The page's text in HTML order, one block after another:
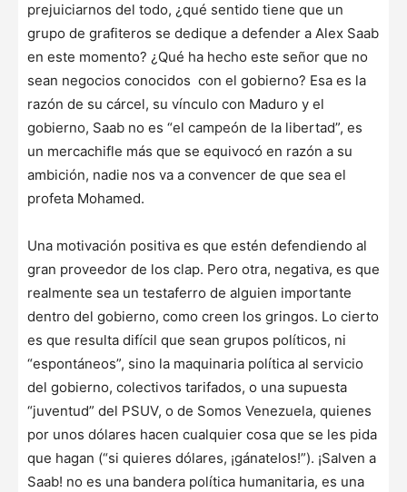
prejuiciarnos del todo, ¿qué sentido tiene que un
grupo de grafiteros se dedique a defender a Alex Saab
en este momento? ¿Qué ha hecho este señor que no
sean negocios conocidos con el gobierno? Esa es la
razón de su cárcel, su vínculo con Maduro y el
gobierno, Saab no es “el campeón de la libertad”, es
un mercachifle más que se equivocó en razón a su
ambición, nadie nos va a convencer de que sea el
profeta Mohamed.
Una motivación positiva es que estén defendiendo al
gran proveedor de los clap. Pero otra, negativa, es que
realmente sea un testaferro de alguien importante
dentro del gobierno, como creen los gringos. Lo cierto
es que resulta difícil que sean grupos políticos, ni
“espontáneos”, sino la maquinaria política al servicio
del gobierno, colectivos tarifados, o una supuesta
“juventud” del PSUV, o de Somos Venezuela, quienes
por unos dólares hacen cualquier cosa que se les pida
que hagan (“si quieres dólares, ¡gánatelos!”). ¡Salven a
Saab! no es una bandera política humanitaria, es una